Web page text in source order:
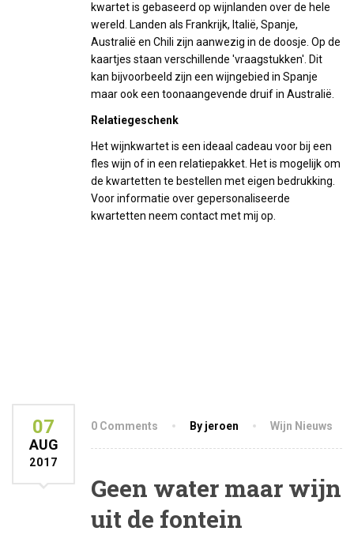
kwartet is gebaseerd op wijnlanden over de hele
wereld. Landen als Frankrijk, Italië, Spanje,
Australië en Chili zijn aanwezig in de doosje. Op de
kaartjes staan verschillende 'vraagstukken'. Dit
kan bijvoorbeeld zijn een wijngebied in Spanje
maar ook een toonaangevende druif in Australië.
Relatiegeschenk
Het wijnkwartet is een ideaal cadeau voor bij een
fles wijn of in een relatiepakket. Het is mogelijk om
de kwartetten te bestellen met eigen bedrukking.
Voor informatie over gepersonaliseerde
kwartetten neem contact met mij op.
07
AUG
2017
0 Comments By jeroen Wijn Nieuws
Geen water maar wijn
uit de fontein